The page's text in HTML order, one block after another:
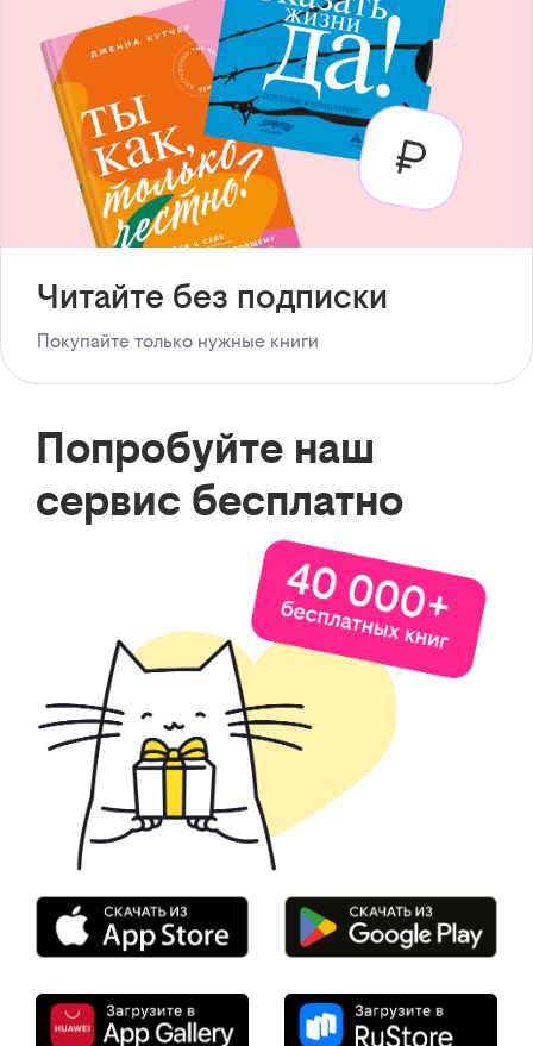
Читайте без подписки
Покупайте только нужные книги
Попробуйте наш
сервис бесплатно